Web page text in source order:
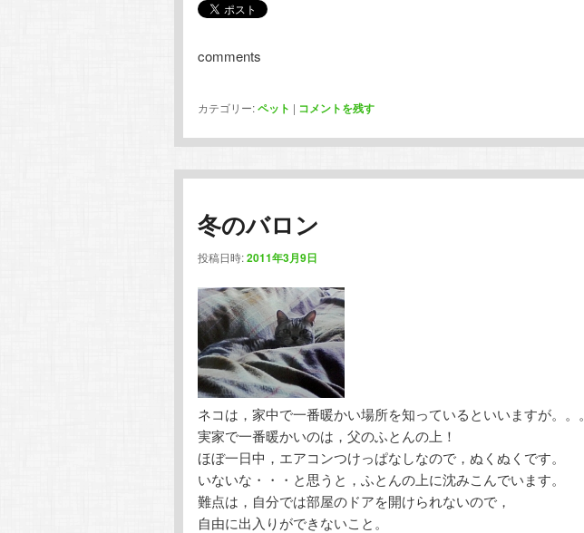
comments
カテゴリー:ペット | コメントを残す
冬のバロン
投稿日時:2011年3月9日
ネコは，家中で一番暖かい場所を知っているといいますが。。。
実家で一番暖かいのは，父のふとんの上！
ほぼ一日中，エアコンつけっぱなしなので，ぬくぬくです。
いないな・・・と思うと，ふとんの上に沈みこんでいます。
難点は，自分では部屋のドアを開けられないので，
自由に出入りができないこと。